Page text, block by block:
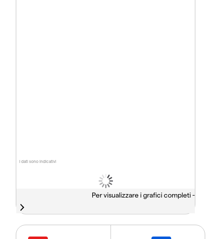
I dati sono indicativi
Per visualizzare i grafici completi -